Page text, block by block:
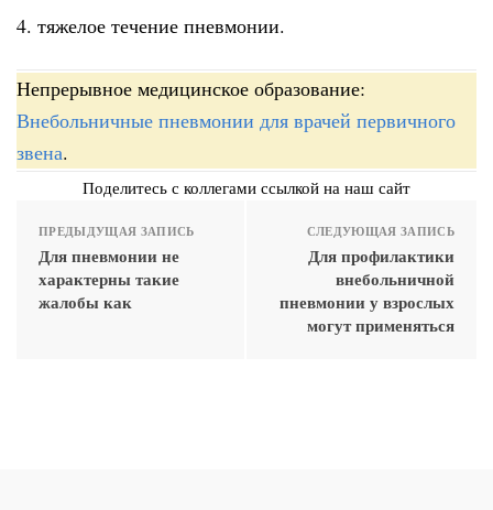
4. тяжелое течение пневмонии.
Непрерывное медицинское образование:
Внебольничные пневмонии для врачей первичного
звена.
Поделитесь с коллегами ссылкой на наш сайт
ПРЕДЫДУЩАЯ ЗАПИСЬ
Для пневмонии не
характерны такие
жалобы как
СЛЕДУЮЩАЯ ЗАПИСЬ
Для профилактики
внебольничной
пневмонии у взрослых
могут применяться